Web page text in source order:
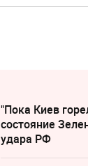
"Пока Киев
состояние
удара РФ